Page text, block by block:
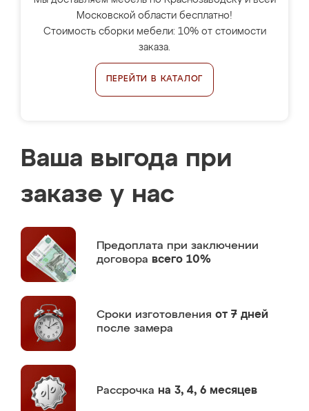
Московской области бесплатно!
Стоимость сборки мебели: 10% от стоимости
заказа.
ПЕРЕЙТИ В КАТАЛОГ
Ваша выгода при
заказе у нас
Предоплата при заключении
договора всего 10%
Сроки изготовления от 7 дней
после замера
Рассрочка на 3, 4, 6 месяцев